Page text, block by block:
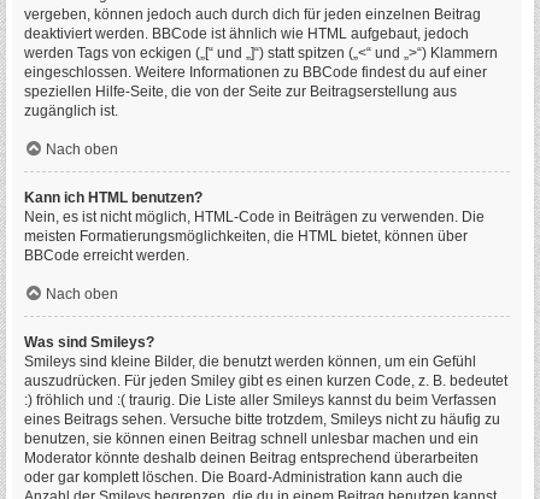
vergeben, können jedoch auch durch dich für jeden einzelnen Beitrag
deaktiviert werden. BBCode ist ähnlich wie HTML aufgebaut, jedoch
werden Tags von eckigen („[“ und „]“) statt spitzen („<“ und „>“) Klammern
eingeschlossen. Weitere Informationen zu BBCode findest du auf einer
speziellen Hilfe-Seite, die von der Seite zur Beitragserstellung aus
zugänglich ist.
Nach oben
Kann ich HTML benutzen?
Nein, es ist nicht möglich, HTML-Code in Beiträgen zu verwenden. Die
meisten Formatierungsmöglichkeiten, die HTML bietet, können über
BBCode erreicht werden.
Nach oben
Was sind Smileys?
Smileys sind kleine Bilder, die benutzt werden können, um ein Gefühl
auszudrücken. Für jeden Smiley gibt es einen kurzen Code, z. B. bedeutet
:) fröhlich und :( traurig. Die Liste aller Smileys kannst du beim Verfassen
eines Beitrags sehen. Versuche bitte trotzdem, Smileys nicht zu häufig zu
benutzen, sie können einen Beitrag schnell unlesbar machen und ein
Moderator könnte deshalb deinen Beitrag entsprechend überarbeiten
oder gar komplett löschen. Die Board-Administration kann auch die